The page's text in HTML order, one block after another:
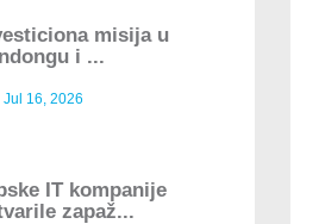
misija u
i ...
Jul 16, 2026
IT kompanije
zapaž...